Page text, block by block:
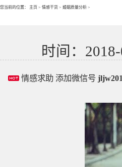
您当前的位置： 主页 > 情感干货 > 婚姻质量分析 >
时间：
情感求助 添加微信号